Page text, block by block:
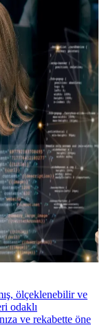
ölçeklenebilir ve
odaklı
ve rekabette öne